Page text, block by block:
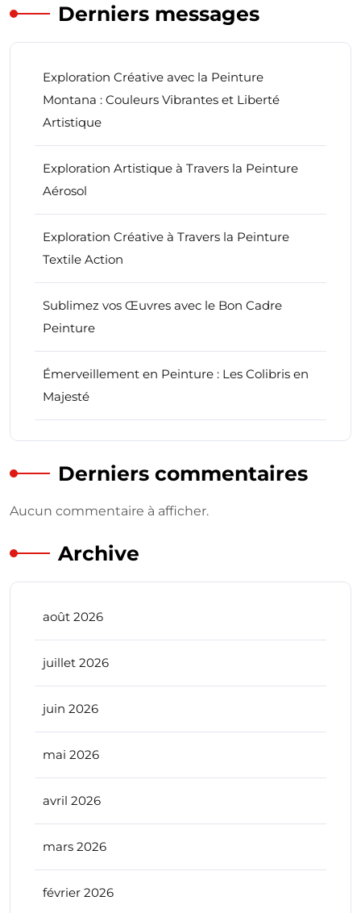
Derniers messages
Exploration Créative avec la Peinture
Montana : Couleurs Vibrantes et Liberté
Artistique
Exploration Artistique à Travers la Peinture
Aérosol
Exploration Créative à Travers la Peinture
Textile Action
Sublimez vos Œuvres avec le Bon Cadre
Peinture
Émerveillement en Peinture : Les Colibris en
Majesté
Derniers commentaires
Aucun commentaire à afficher.
Archive
août 2026
juillet 2026
juin 2026
mai 2026
avril 2026
mars 2026
février 2026